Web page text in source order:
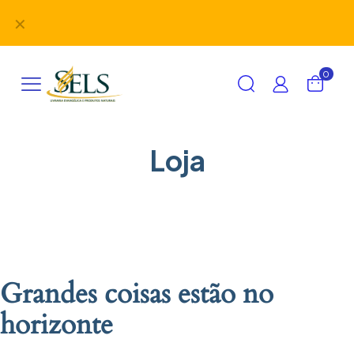
✕
0
Loja
Grandes coisas estão no
horizonte